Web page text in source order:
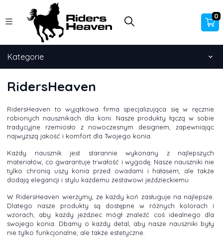
0
Kategorie
RidersHeaven
RidersHeaven to wyjątkowa firma specjalizująca się w ręcznie
robionych nausznikach dla koni. Nasze produkty łączą w sobie
tradycyjne rzemiosło z nowoczesnym designem, zapewniając
najwyższą jakość i komfort dla Twojego konia.
Każdy nausznik jest starannie wykonany z najlepszych
materiałów, co gwarantuje trwałość i wygodę. Nasze nauszniki nie
tylko chronią uszy konia przed owadami i hałasem, ale także
dodają elegancji i stylu każdemu zestawowi jeździeckiemu.
W RidersHeaven wierzymy, że każdy koń zasługuje na najlepsze.
Dlatego nasze produkty są dostępne w różnych kolorach i
wzorach, aby każdy jeździec mógł znaleźć coś idealnego dla
swojego konia. Dbamy o każdy detal, aby nasze nauszniki były
nie tylko funkcjonalne, ale także estetyczne.